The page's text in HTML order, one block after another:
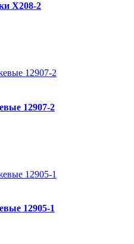
X208-2
12907-2
12905-1